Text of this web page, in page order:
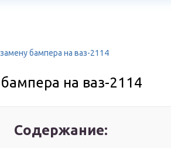
бампера на ваз-2114
на ваз-2114
Содержание: